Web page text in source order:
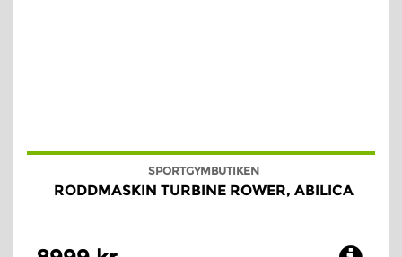
SPORTGYMBUTIKEN
RODDMASKIN TURBINE ROWER, ABILICA